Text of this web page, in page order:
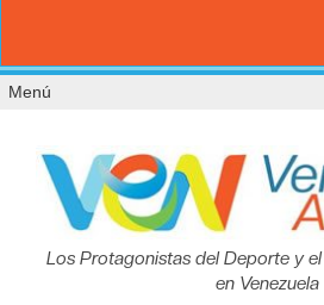
Menú
Los Protagonistas del Deporte y
en Venezuela